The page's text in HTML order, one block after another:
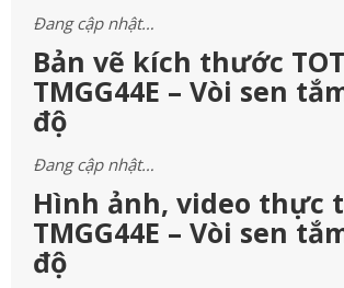
Đang cập nhật…
Bản vẽ kích thước
TMGG44E – Vòi sen
độ
Đang cập nhật…
Hình ảnh, video thực
TMGG44E – Vòi sen
độ